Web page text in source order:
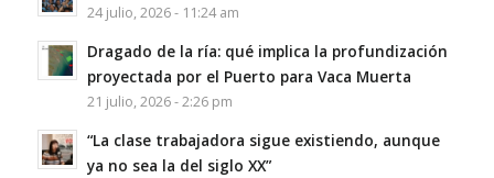
24 julio, 2026 - 11:24 am
Dragado de la ría: qué implica la profundización
proyectada por el Puerto para Vaca Muerta
21 julio, 2026 - 2:26 pm
“La clase trabajadora sigue existiendo, aunque
ya no sea la del siglo XX”